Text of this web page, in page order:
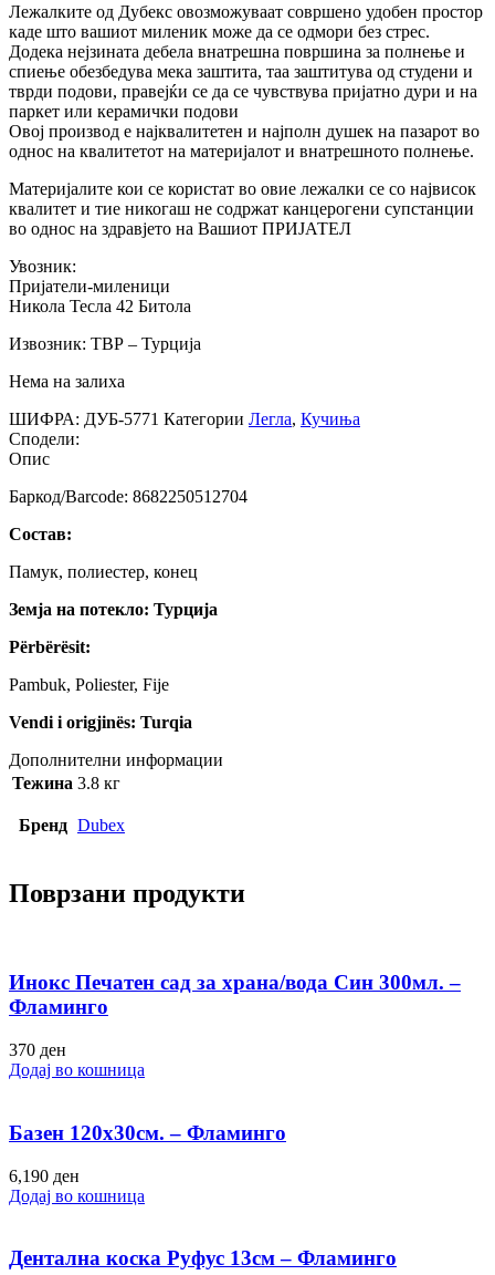
Лежалките од Дубекс овозможуваат совршено удобен простор
каде што вашиот миленик може да се одмори без стрес.
Додека нејзината дебела внатрешна површина за полнење и
спиење обезбедува мека заштита, таа заштитува од студени и
тврди подови, правејќи се да се чувствува пријатно дури и на
паркет или керамички подови
Овој производ е најквалитетен и најполн душек на пазарот во
однос на квалитетот на материјалот и внатрешното полнење.
Материјалите кои се користат во овие лежалки се со највисок
квалитет и тие никогаш не содржат канцерогени супстанции
во однос на здравјето на Вашиот ПРИЈАТЕЛ
Увозник:
Пријатели-миленици
Никола Тесла 42 Битола
Извозник: ТВР – Турција
Нема на залиха
ШИФРА: ДУБ-5771 Категории Легла, Кучиња
Сподели:
Опис
Баркод/Barcode: 8682250512704
Состав:
Памук, полиестер, конец
Земја на потекло: Турција
Përbërësit:
Pambuk, Poliester, Fije
Vendi i origjinës: Turqia
Дополнителни информации
Тежина 3.8 кг
Бренд Dubex
Поврзани продукти
Инокс Печатен сад за храна/вода Син 300мл. –
Фламинго
370 ден
Додај во кошница
Базен 120х30см. – Фламинго
6,190 ден
Додај во кошница
Дентална коска Руфус 13см – Фламинго